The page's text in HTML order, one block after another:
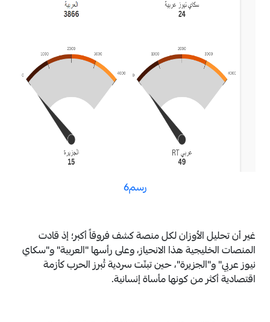
رسم6
غير أن تحليل الأوزان لكل منصة كشف فروقاً أكبر؛ إذ قادت
المنصات الخليجية هذا الانحياز، وعلى رأسها "العربية" و"سكاي
نيوز عربي" و"الجزيرة"، حين تبنّت سردية تُبرز الحرب كأزمة
اقتصادية أكثر من كونها مأساة إنسانية.